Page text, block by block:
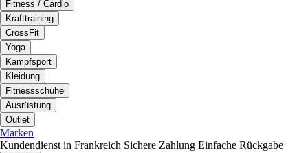
Fitness / Cardio
Krafttraining
CrossFit
Yoga
Kampfsport
Kleidung
Fitnessschuhe
Ausrüstung
Outlet
Marken
Kundendienst in Frankreich Sichere Zahlung Einfache Rückgabe